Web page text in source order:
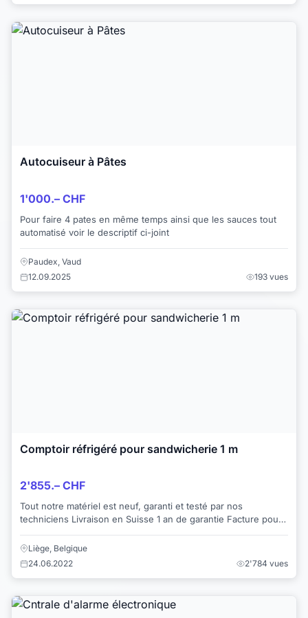
Autocuiseur à Pâtes
1'000.– CHF
Pour faire 4 pates en même temps ainsi que les sauces tout
automatisé voir le descriptif ci-joint
Paudex, Vaud
12.09.2025
193 vues
Comptoir réfrigéré pour sandwicherie 1 m
2'855.– CHF
Tout notre matériel est neuf, garanti et testé par nos
techniciens Livraison en Suisse 1 an de garantie Facture pour
professionnel Comtoir réfri...
Liège, Belgique
24.06.2022
2'784 vues